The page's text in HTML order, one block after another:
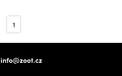
1
info@zoot.cz